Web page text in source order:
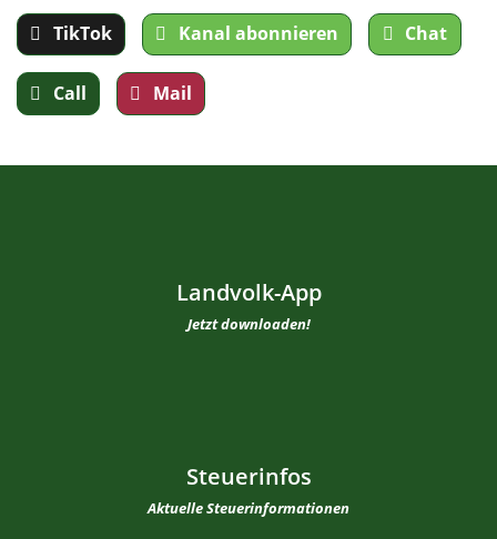
TikTok Kanal abonnieren Chat
Call Mail
Landvolk-App
Jetzt downloaden!
Steuerinfos
Aktuelle Steuerinformationen